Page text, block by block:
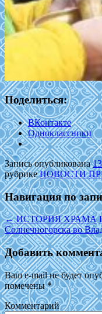
Поделиться:
ВКонтакте
Одноклассники
Запись опубликована
рубрикеНОВОСТИ
Навигация по
←ИСТОРИЯ ХРАМА
Солнечногорска во
Добавить
Ваш e-mail не будет
помечены*
Комментарий